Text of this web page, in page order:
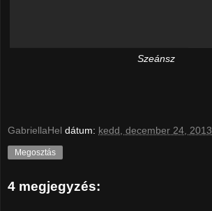
Szeánsz
GabriellaHel dátum: kedd, december 24, 2013
Megosztás
4 megjegyzés: